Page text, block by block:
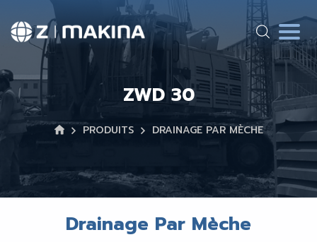
ZWD 30
PRODUITS DRAINAGE PAR MÈCHE
Drainage Par Mèche